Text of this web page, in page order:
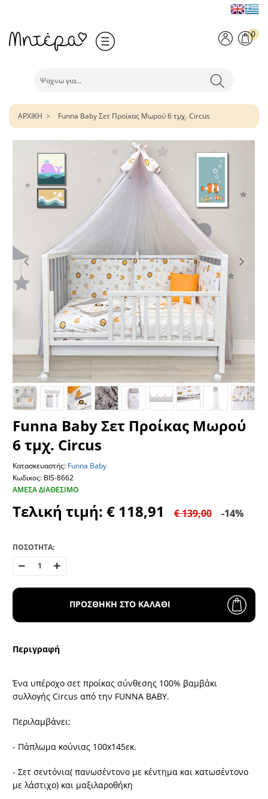
0
ΑΡΧΙΚΗ Funna Baby Σετ Προίκας Μωρού 6 τμχ. Circus
Funna Baby Σετ Προίκας Μωρού
6 τμχ. Circus
Κατασκευαστής: Funna Baby
Κωδικος: BIS-8662
ΆΜΕΣΑ ΔΙΑΘΈΣΙΜΟ
Τελική τιμή: € 118,91 € 139,00 -14%
ΠΟΣΟΤΗΤΑ:
ΠΡΟΣΘΗΚΗ ΣΤΟ ΚΑΛΑΘΙ
Περιγραφή
Ένα υπέροχο σετ προίκας σύνθεσης 100% βαμβάκι
συλλογής Circus από την FUNNA BABY.
Περιλαμβάνει:
- Πάπλωμα κούνιας 100x145εκ.
- Σετ σεντόνια( πανωσέντονο με κέντημα και κατωσέντονο
με λάστιχο) και μαξιλαροθήκη